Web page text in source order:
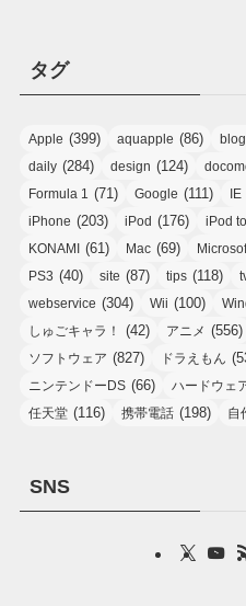
タグ
Apple (399) aquapple (86) blog
daily (284) design (124)
Formula 1 (71) Google (111) IE
iPhone (203) iPod (176) iPod
KONAMI (61) Mac (69)
PS3 (40) site (87) tips (118)
webservice (304) Wii (100)
しゅごキャラ！ (42) アニメ (556)
ソフトウェア (827) ドラえもん
ニンテンドーDS (66) ハードウェ
任天堂 (116) 携帯電話 (198) 自
SNS